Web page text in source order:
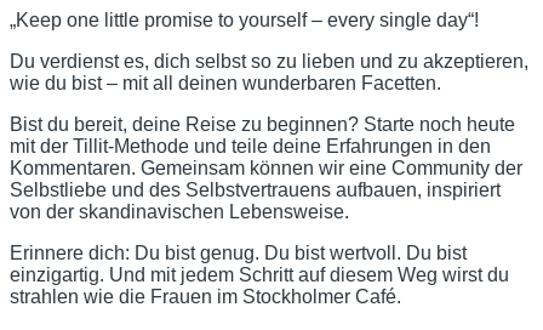
„Keep one little promise to yourself – every single day“!
Du verdienst es, dich selbst so zu lieben und zu akzeptieren,
wie du bist – mit all deinen wunderbaren Facetten.
Bist du bereit, deine Reise zu beginnen? Starte noch heute
mit der Tillit-Methode und teile deine Erfahrungen in den
Kommentaren. Gemeinsam können wir eine Community der
Selbstliebe und des Selbstvertrauens aufbauen, inspiriert
von der skandinavischen Lebensweise.
Erinnere dich: Du bist genug. Du bist wertvoll. Du bist
einzigartig. Und mit jedem Schritt auf diesem Weg wirst du
strahlen wie die Frauen im Stockholmer Café.